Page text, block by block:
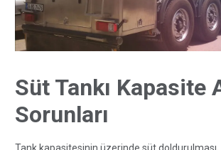
Süt Tankı Kapasite
Sorunları